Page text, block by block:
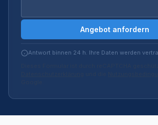
Angebot anfordern
Antwort binnen 24 h. Ihre Daten werden